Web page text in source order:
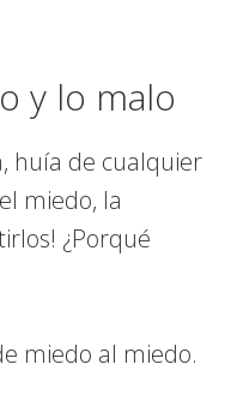
y lo malo
huía de cualquier
miedo, la
¿Porqué
miedo al miedo.